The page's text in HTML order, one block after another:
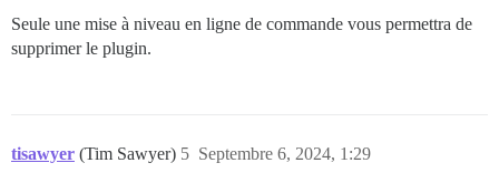
Seule une mise à niveau en ligne de commande vous permettra de
supprimer le plugin.
tisawyer (Tim Sawyer) Septembre 6, 2024, 1:29
5